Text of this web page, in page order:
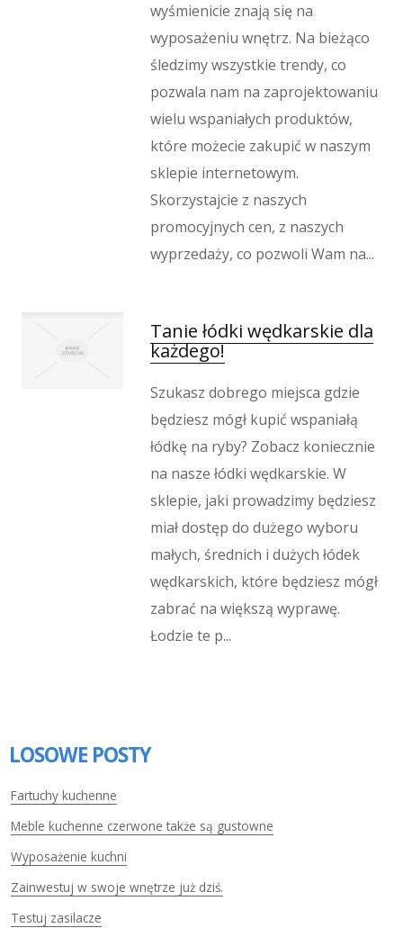
wyśmienicie znają się na
wyposażeniu wnętrz. Na bieżąco
śledzimy wszystkie trendy, co
pozwala nam na zaprojektowaniu
wielu wspaniałych produktów,
które możecie zakupić w naszym
sklepie internetowym.
Skorzystajcie z naszych
promocyjnych cen, z naszych
wyprzedaży, co pozwoli Wam na...
Tanie łódki wędkarskie dla
każdego!
Szukasz dobrego miejsca gdzie
będziesz mógł kupić wspaniałą
łódkę na ryby? Zobacz koniecznie
na nasze łódki wędkarskie. W
sklepie, jaki prowadzimy będziesz
miał dostęp do dużego wyboru
małych, średnich i dużych łódek
wędkarskich, które będziesz mógł
zabrać na większą wyprawę.
Łodzie te p...
LOSOWE POSTY
Fartuchy kuchenne
Meble kuchenne czerwone także są gustowne
Wyposażenie kuchni
Zainwestuj w swoje wnętrze już dziś.
Testuj zasilacze